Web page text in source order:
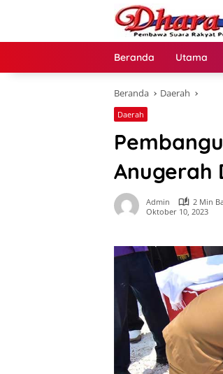
Beranda Utama
Beranda Daerah
Daerah
Anugerah
Admin
2 Min
Oktober 10, 2023